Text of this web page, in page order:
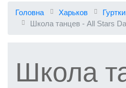
Головна Харьков
Гуртки
Школа танцев - All Stars
Школа